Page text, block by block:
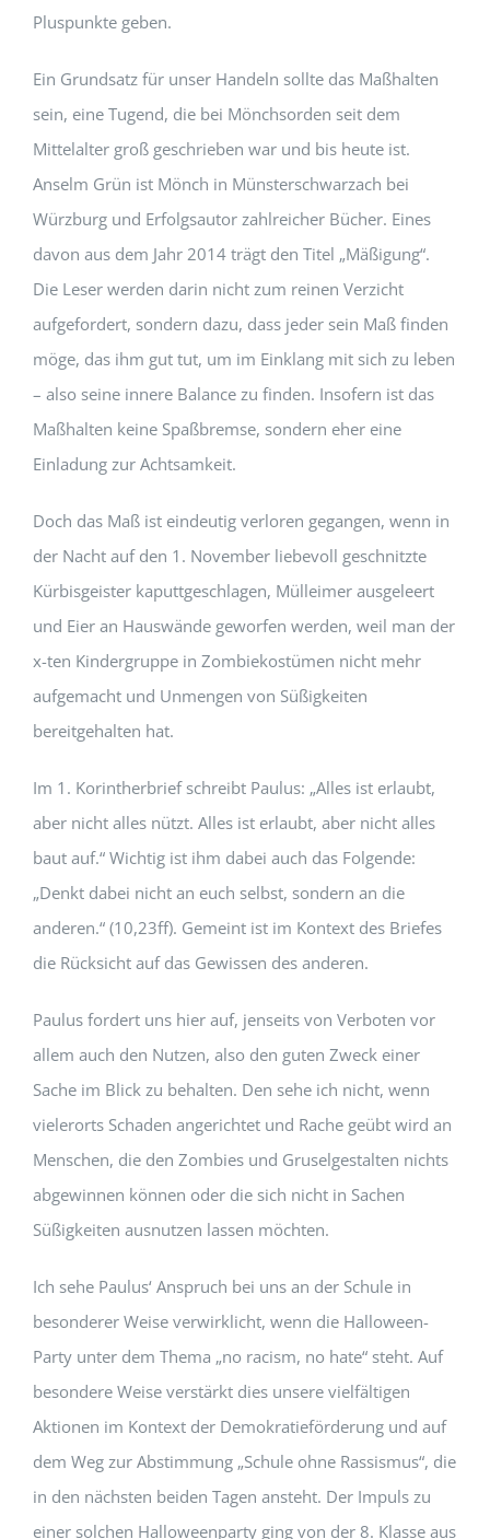
Pluspunkte geben.
Ein Grundsatz für unser Handeln sollte das Maßhalten
sein, eine Tugend, die bei Mönchsorden seit dem
Mittelalter groß geschrieben war und bis heute ist.
Anselm Grün ist Mönch in Münsterschwarzach bei
Würzburg und Erfolgsautor zahlreicher Bücher. Eines
davon aus dem Jahr 2014 trägt den Titel „Mäßigung“.
Die Leser werden darin nicht zum reinen Verzicht
aufgefordert, sondern dazu, dass jeder sein Maß finden
möge, das ihm gut tut, um im Einklang mit sich zu leben
– also seine innere Balance zu finden. Insofern ist das
Maßhalten keine Spaßbremse, sondern eher eine
Einladung zur Achtsamkeit.
Doch das Maß ist eindeutig verloren gegangen, wenn in
der Nacht auf den 1. November liebevoll geschnitzte
Kürbisgeister kaputtgeschlagen, Mülleimer ausgeleert
und Eier an Hauswände geworfen werden, weil man der
x-ten Kindergruppe in Zombiekostümen nicht mehr
aufgemacht und Unmengen von Süßigkeiten
bereitgehalten hat.
Im 1. Korintherbrief schreibt Paulus: „Alles ist erlaubt,
aber nicht alles nützt. Alles ist erlaubt, aber nicht alles
baut auf.“ Wichtig ist ihm dabei auch das Folgende:
„Denkt dabei nicht an euch selbst, sondern an die
anderen.“ (10,23ff). Gemeint ist im Kontext des Briefes
die Rücksicht auf das Gewissen des anderen.
Paulus fordert uns hier auf, jenseits von Verboten vor
allem auch den Nutzen, also den guten Zweck einer
Sache im Blick zu behalten. Den sehe ich nicht, wenn
vielerorts Schaden angerichtet und Rache geübt wird an
Menschen, die den Zombies und Gruselgestalten nichts
abgewinnen können oder die sich nicht in Sachen
Süßigkeiten ausnutzen lassen möchten.
Ich sehe Paulus‘ Anspruch bei uns an der Schule in
besonderer Weise verwirklicht, wenn die Halloween-
Party unter dem Thema „no racism, no hate“ steht. Auf
besondere Weise verstärkt dies unsere vielfältigen
Aktionen im Kontext der Demokratieförderung und auf
dem Weg zur Abstimmung „Schule ohne Rassismus“, die
in den nächsten beiden Tagen ansteht. Der Impuls zu
einer solchen Halloweenparty ging von der 8. Klasse aus